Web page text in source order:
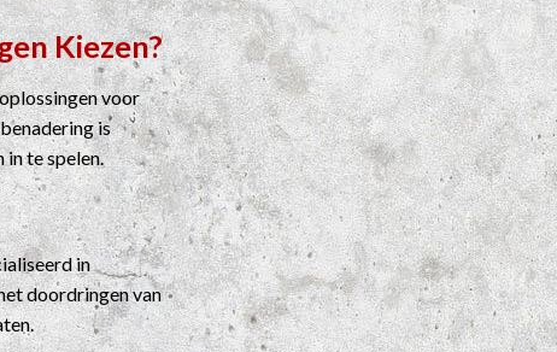
Kiezen?
voor
is
te spelen.
in
doordringen van